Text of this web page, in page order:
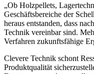
„Ob Holzpellets,
Geschäftsbereiche der
heraus entstanden, dass
Technik vereinbar sind.
Verfahren zukunftsfähige
Clevere Technik schont
Produktqualität